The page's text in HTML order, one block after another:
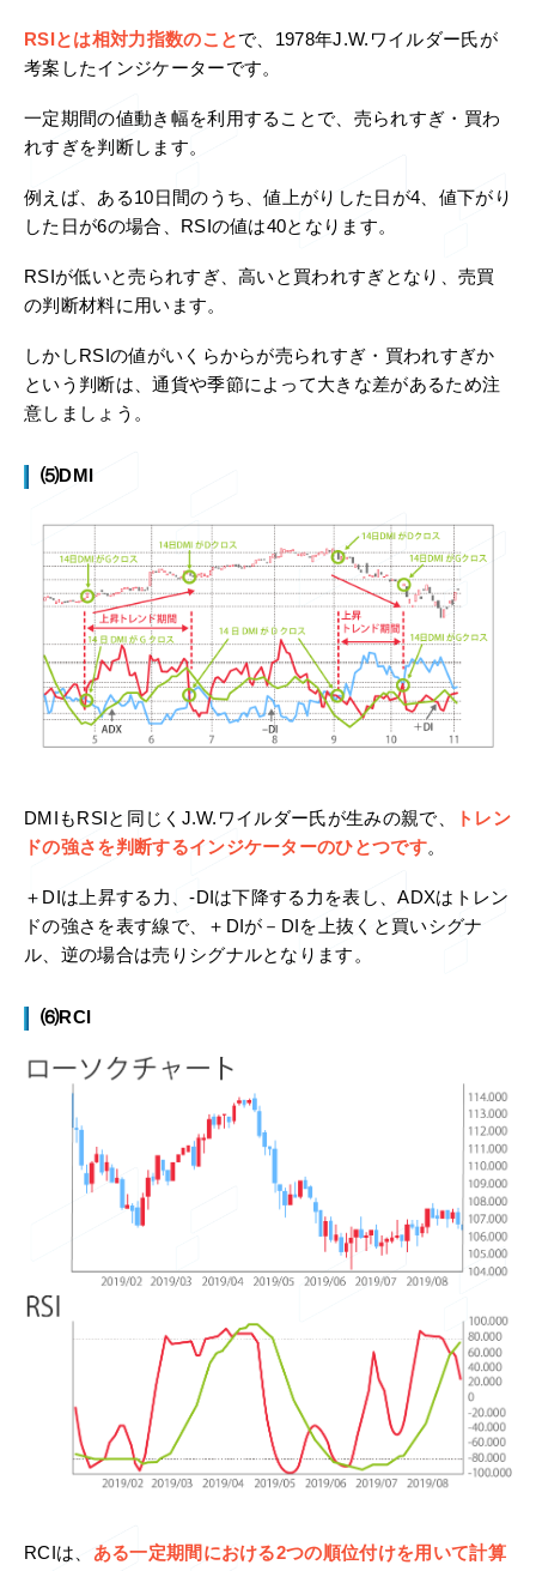
RSIとは相対力指数のことで、1978年J.W.ワイルダー氏が
考案したインジケーターです。
一定期間の値動き幅を利用することで、売られすぎ・買わ
れすぎを判断します。
例えば、ある10日間のうち、値上がりした日が4、値下がり
した日が6の場合、RSIの値は40となります。
RSIが低いと売られすぎ、高いと買われすぎとなり、売買
の判断材料に用います。
しかしRSIの値がいくらからが売られすぎ・買われすぎか
という判断は、通貨や季節によって大きな差があるため注
意しましょう。
⑸DMI
DMIもRSIと同じくJ.W.ワイルダー氏が生みの親で、
トレン
ドの強さを判断するインジケーターのひとつです。
＋DIは上昇する力、-DIは下降する力を表し、ADXはトレン
ドの強さを表す線で、＋DIが－DIを上抜くと買いシグナ
ル、逆の場合は売りシグナルとなります。
⑹RCI
RCIは、 ある一定期間における2つの順位付けを用いて計算